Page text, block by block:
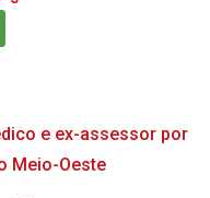
e ex-assessor por
Meio-Oeste